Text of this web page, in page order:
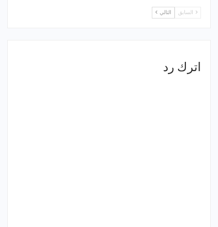
السابق التالي
اترك رد